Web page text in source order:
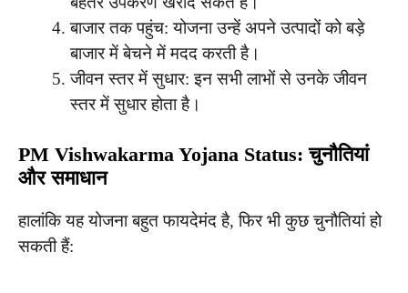
बाजार तक पहुंच: योजना उन्हें अपने उत्पादों को बड़े
बाजार में बेचने में मदद करती है।
जीवन स्तर में सुधार: इन सभी लाभों से उनके जीवन
स्तर में सुधार होता है।
PM Vishwakarma Yojana Status: चुनौतियां
और समाधान
हालांकि यह योजना बहुत फायदेमंद है, फिर भी कुछ चुनौतियां हो
सकती हैं: